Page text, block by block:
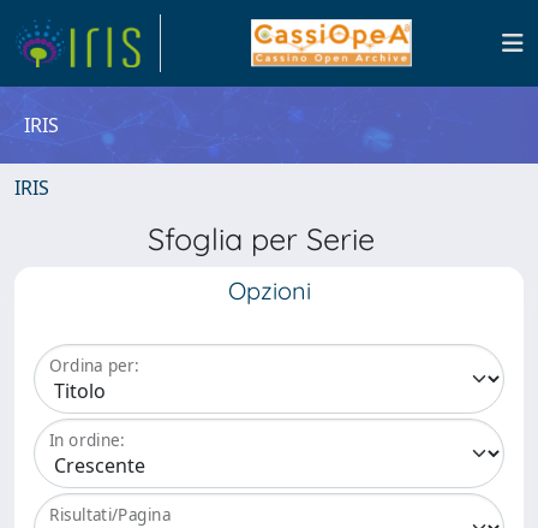
IRIS
IRIS
Sfoglia per Serie
Opzioni
Ordina per:
In ordine:
Risultati/Pagina